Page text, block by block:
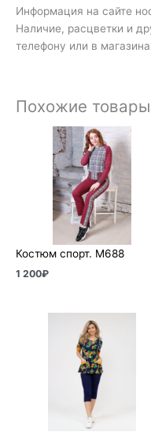
Информация на сайте
Наличие, расцветки и
телефону или в
Похожие товары
Костюм спорт. М688
1 200₽